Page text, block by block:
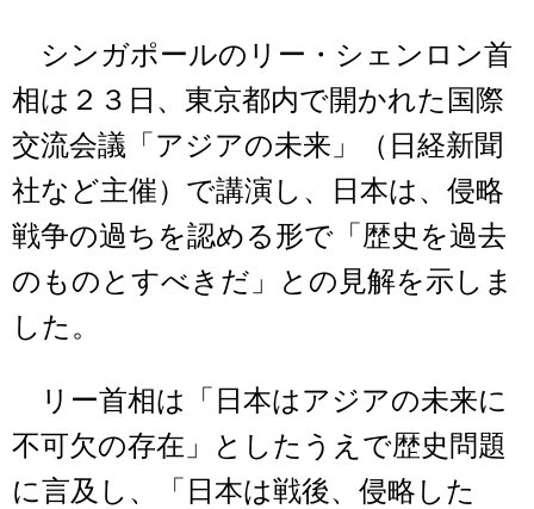
シンガポールのリー・シェンロン首
相は２３日、東京都内で開かれた国際
交流会議「アジアの未来」（日経新聞
社など主催）で講演し、日本は、侵略
戦争の過ちを認める形で「歴史を過去
のものとすべきだ」との見解を示しま
した。
リー首相は「日本はアジアの未来に
不可欠の存在」としたうえで歴史問題
に言及し、「日本は戦後、侵略した